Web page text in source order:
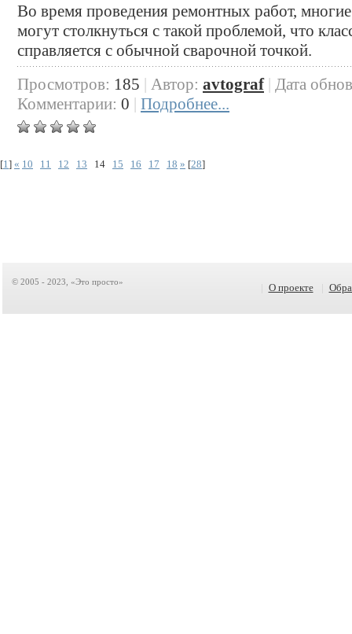
Во время проведения ремонтных работ,
могут столкнуться с такой проблемой, что
справляется с обычной сварочной точкой.
Просмотров: 185 | Автор: avtograf| Дата
Комментарии: 0 | Подробнее...
[1 ] « 10 11 12 13 14 15 16 17 18 » [28]
© 2005 - 2023, «Это просто» О проекте